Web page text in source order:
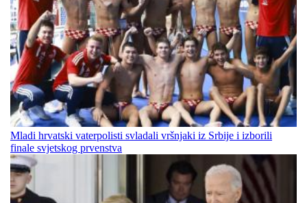
Mladi hrvatski vaterpolisti svladali vršnjaki iz Srbije i izborili
finale svjetskog prvenstva